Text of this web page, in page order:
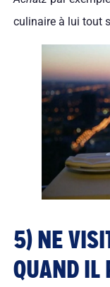
culinaire à lui tout
5) NE
QUAND IL